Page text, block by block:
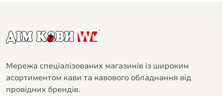
Мережа спеціалізованих магазинів із широким
асортиментом кави та кавового обладнання від
провідних брендів.